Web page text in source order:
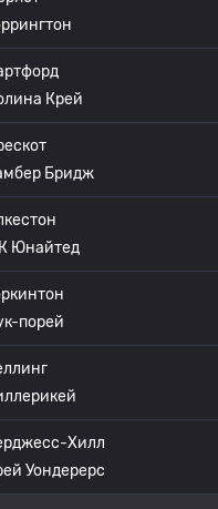
Крей
Бридж
Юнайтед
порей
Хилл
Уондерерс